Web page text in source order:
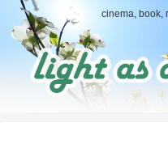
cinema, book,